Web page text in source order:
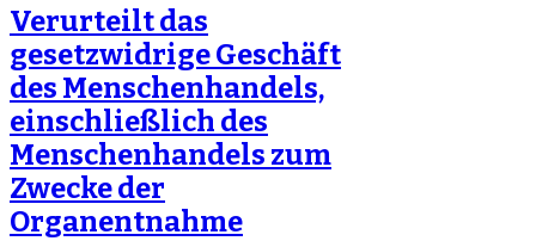
Verurteilt das
gesetzwidrige Geschäft
des Menschenhandels,
einschließlich des
Menschenhandels zum
Zwecke der
Organentnahme